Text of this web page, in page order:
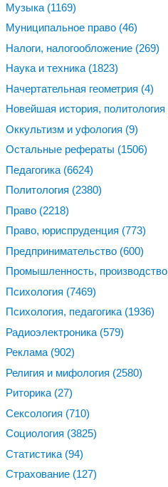
Музыка (1169)
Муниципальное право (46)
Налоги, налогообложение (269)
Наука и техника (1823)
Начертательная геометрия (4)
Новейшая история, политология
Оккультизм и уфология (9)
Остальные рефераты (1506)
Педагогика (6624)
Политология (2380)
Право (2218)
Право, юриспруденция (773)
Предпринимательство (600)
Промышленность, производство
Психология (7469)
Психология, педагогика (1936)
Радиоэлектроника (579)
Реклама (902)
Религия и мифология (2580)
Риторика (27)
Сексология (710)
Социология (3825)
Статистика (94)
Страхование (127)